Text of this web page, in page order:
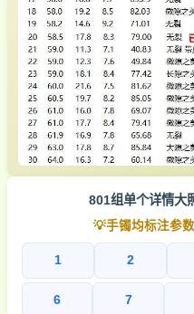
801组单个详情大
💡手镯均标注参
1 2
6 7